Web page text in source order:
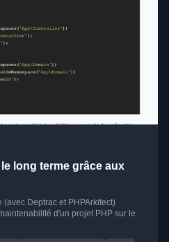
long terme grâce aux
Deptrac et PHPArkitect)
d'un projet PHP sur le